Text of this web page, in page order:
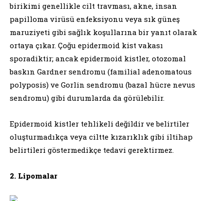
birikimi genellikle cilt travması, akne, insan
papilloma virüsü enfeksiyonu veya sık güneş
maruziyeti gibi sağlık koşullarına bir yanıt olarak
ortaya çıkar. Çoğu epidermoid kist vakası
sporadiktir; ancak epidermoid kistler, otozomal
baskın Gardner sendromu (familial adenomatous
polyposis) ve Gorlin sendromu (bazal hücre nevus
sendromu) gibi durumlarda da görülebilir.
Epidermoid kistler tehlikeli değildir ve belirtiler
oluşturmadıkça veya ciltte kızarıklık gibi iltihap
belirtileri göstermedikçe tedavi gerektirmez.
2. Lipomalar